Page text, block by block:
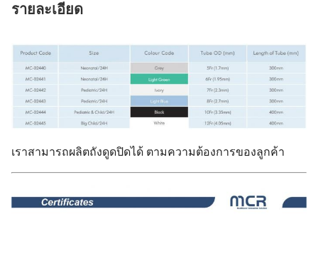
รายละเอียด
เราสามารถผลิตถังดูดปิดได้ ตามความต้องการของลูกค้า